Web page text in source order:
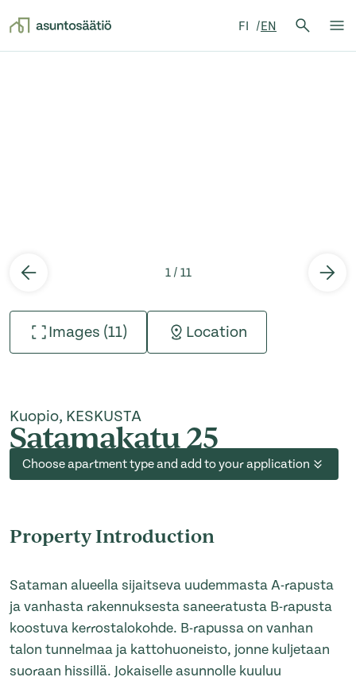
FI EN
Search
1 / 11
Images (11) Location
Kuopio, KESKUSTA
Satamakatu 25
Choose apartment type and add to your application
Property Introduction
Sataman alueella sijaitseva uudemmasta A-rapusta
ja vanhasta rakennuksesta saneeratusta B-rapusta
koostuva kerrostalokohde. B-rapussa on vanhan
talon tunnelmaa ja kattohuoneisto, jonne kuljetaan
suoraan hissillä. Jokaiselle asunnolle kuuluu